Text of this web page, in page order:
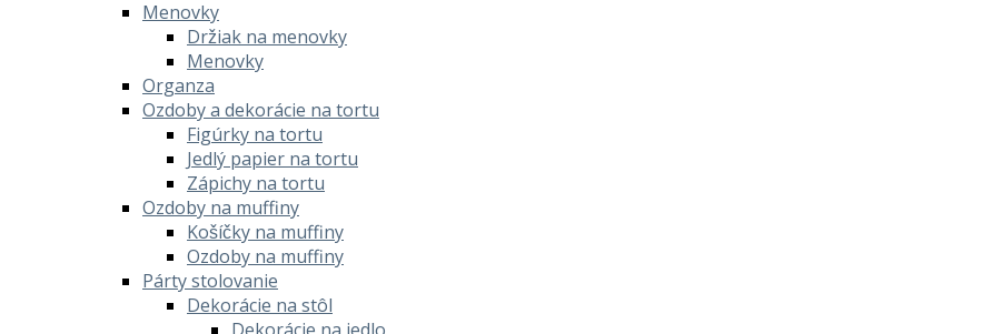
Menovky
Držiak na menovky
Menovky
Organza
Ozdoby a dekorácie na tortu
Figúrky na tortu
Jedlý papier na tortu
Zápichy na tortu
Ozdoby na muffiny
Košíčky na muffiny
Ozdoby na muffiny
Párty stolovanie
Dekorácie na stôl